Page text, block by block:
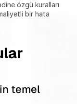
özgü kuralları
bir hata
temel